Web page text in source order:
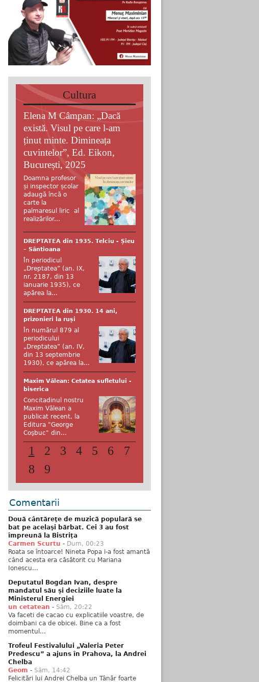
Cultura
Elena M Câmpan: „Dacă
există. Visul pe care l-am
ținut minte. Dimineața
cuvintelor”, Ed. Eikon,
București, 2025
Doamna profesor
și inspector școlar
adaugă încă o
carte la
palmaresul liric al
realizărilor...
DREPTATEA din 1935. Telciu - Șieu
– Sântioana
În periodicul
„Dreptatea” (an. IX,
nr. 2187, din 13
ianuarie 1935), ce
apărea la...
DREPTATEA din 1930. 14 ani,
prizonieri la ruși
În numărul 879 al
periodicului
„Dreptatea” (an. IV,
din 13 septembrie
1930), ce apărea la...
Maxim Vălean: Cetatea sufletului -
biserica
Concitadinul nostru
Maxim Vălean a
publicat recent, la
Editura "George
Coşbuc" din...
1 2 3 4 5 6
7
8
9
Comentarii
Două cântăreţe de muzică populară se
bat pe acelaşi bărbat. Cei 3 au fost
împreună la Bistriţa
Carmen Scurtu - Dum, 00:23
Roata se întoarce! Nineta Popa i-a fost amantă
când acesta era căsătorit cu Mariana
Ionescu...
Deputatul Bogdan Ivan, despre
mandatul său și deciziile luate la
Ministerul Energiei
un cetatean - Sâm, 20:22
Va faceti de cacao cu explicatiile voastre, de
doimbani ca de obicei. Bine ca a fost
momentul...
Trofeul Festivalului „Valeria Peter
Predescu” a ajuns în Prahova, la Andrei
Chelba
Geom - Sâm, 14:42
Felicitări lui Andrei Chelba un Tânăr foarte